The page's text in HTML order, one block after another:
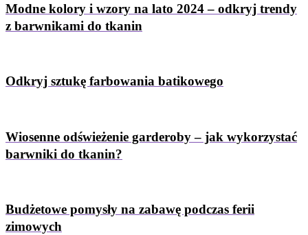
Modne kolory i wzory na lato 2024 – odkryj trendy
z barwnikami do tkanin
Odkryj sztukę farbowania batikowego
Wiosenne odświeżenie garderoby – jak wykorzystać
barwniki do tkanin?
Budżetowe pomysły na zabawę podczas ferii
zimowych